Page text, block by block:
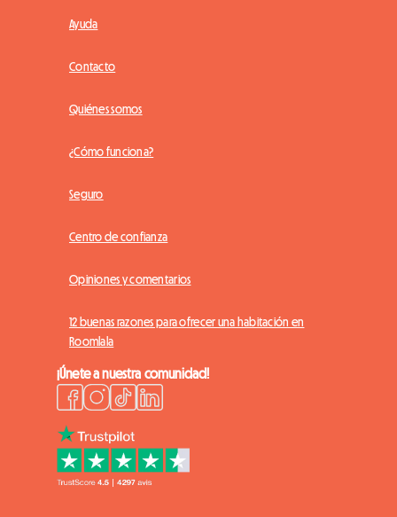
Ayuda
Contacto
Quiénes somos
¿Cómo funciona?
Seguro
Centro de confianza
Opiniones y comentarios
12 buenas razones para ofrecer una habitación en
Roomlala
¡Únete a nuestra comunidad!